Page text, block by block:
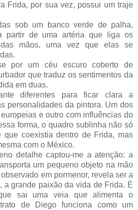
Frida, por sua vez, possui um traje
sob um banco verde de palha,
partir de uma artéria que liga os
mãos, uma vez que elas se
por um céu escuro coberto de
que traduz os sentimentos da
em duas.
diferentes para ficar clara a
personalidades da pintora. Um dos
e outro com influências do
forma, o quadro sublinha não só
que coexistia dentro de Frida, mas
com o México.
detalhe captou-me a atenção: a
um pequeno objeto na mão
em pormenor, revela ser a
a grande paixão da vida de Frida. É
sai uma veia que alimenta o
de Diego funciona como um